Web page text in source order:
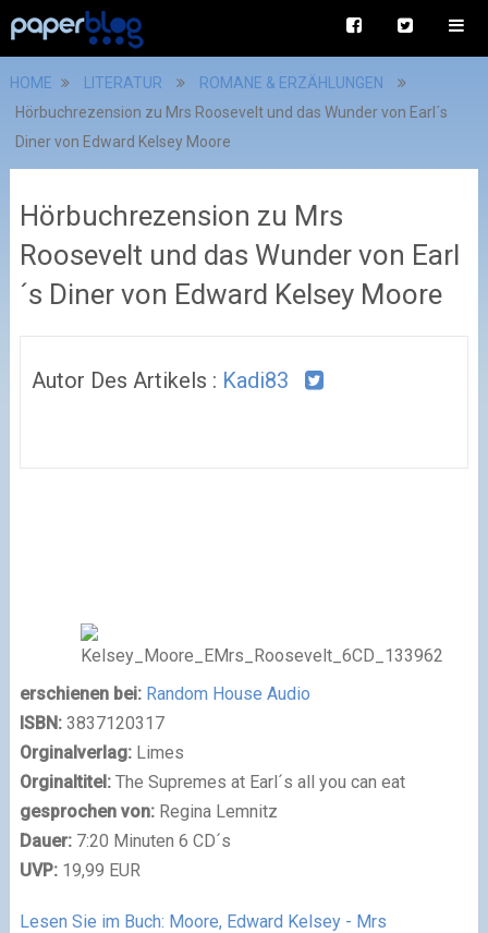
HOME LITERATUR
ROMANE & ERZÄHLUNGEN
Hörbuchrezension zu Mrs Roosevelt und das Wunder von Earl´s
Diner von Edward Kelsey Moore
Hörbuchrezension zu Mrs
Roosevelt und das Wunder von Earl
´s Diner von Edward Kelsey Moore
Autor Des Artikels : Kadi83
erschienen bei: Random House Audio
ISBN: 3837120317
Orginalverlag:Limes
Orginaltitel:The Supremes at Earl´s all you can eat
gesprochen von:Regina Lemnitz
Dauer: 7:20 Minuten 6 CD´s
UVP:19,99 EUR
Lesen Sie im Buch: Moore, Edward Kelsey - Mrs